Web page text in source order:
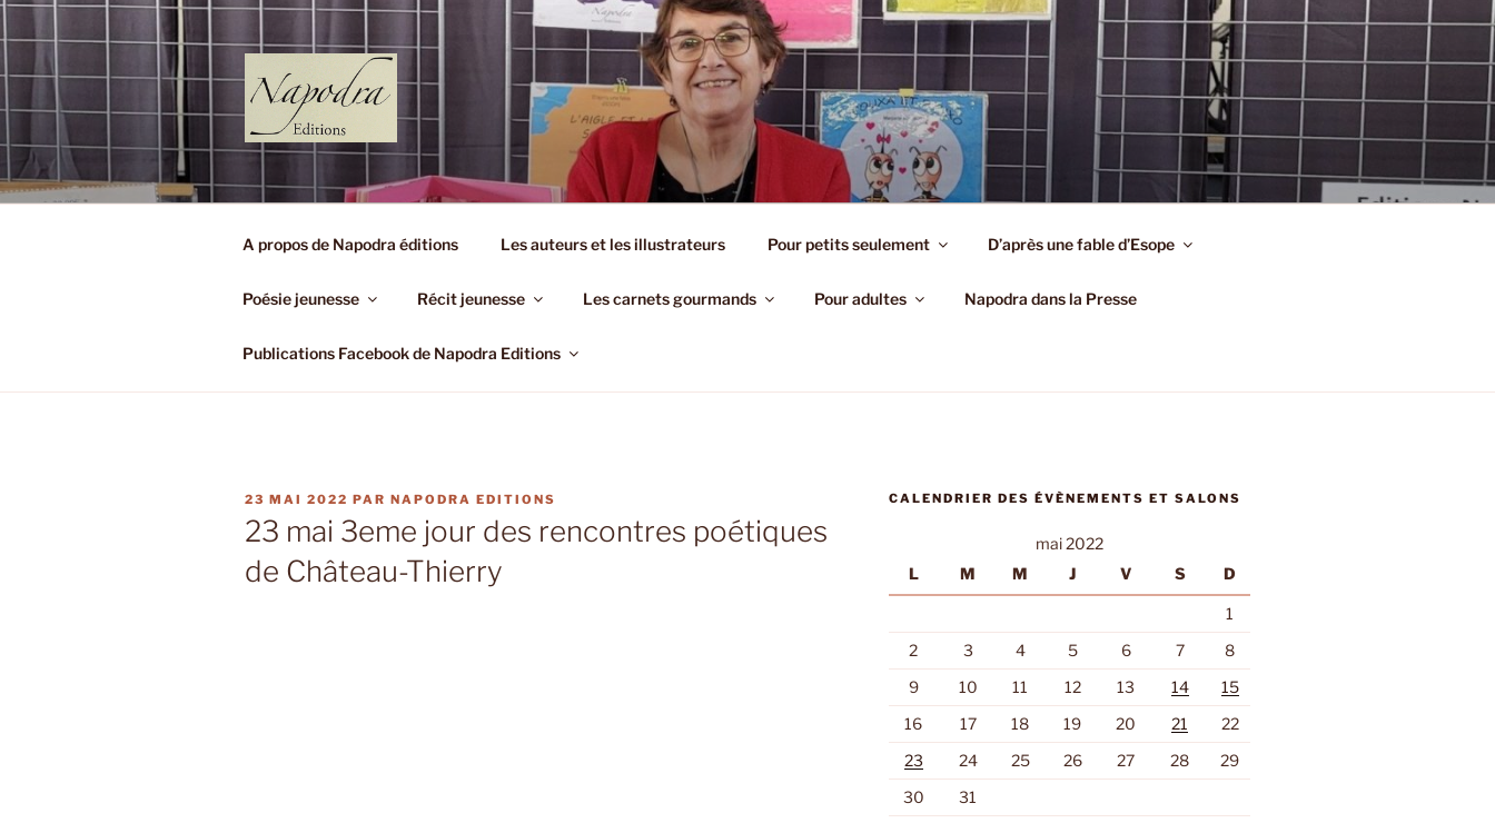
Aller
au
contenu
principal
NAPODRA EDITIONS
A propos de Napodra éditions Les auteurs et les illustrateurs Pour petits seulement D’après une fable d’Esope
Poésie jeunesse Récit jeunesse Les carnets gourmands Pour adultes Napodra dans la Presse
Publications Facebook de Napodra Editions
PUBLIÉ
LE
23 MAI 2022 PAR NAPODRA EDITIONS
23 mai 3eme jour des rencontres poétiques
de Château-Thierry
CALENDRIER DES ÉVÈNEMENTS ET SALONS
mai 2022
L
M M J V S D
1
2
3 4 5 6 7
8
9
10 11 12 13 14
15
16
17 18 19 20 21
22
23
24 25 26 27 28
29
30
31